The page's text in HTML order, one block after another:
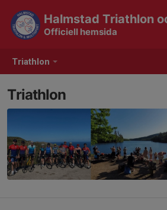
Triathlon
Officiell hemsida
Triathlon